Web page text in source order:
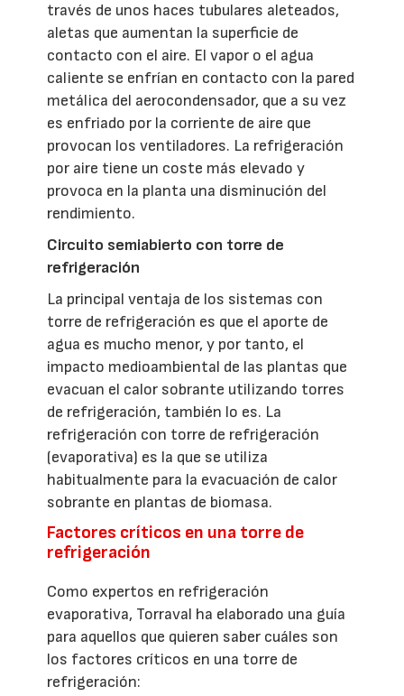
través de unos haces tubulares aleteados,
aletas que aumentan la superficie de
contacto con el aire. El vapor o el agua
caliente se enfrían en contacto con la pared
metálica del aerocondensador, que a su vez
es enfriado por la corriente de aire que
provocan los ventiladores. La refrigeración
por aire tiene un coste más elevado y
provoca en la planta una disminución del
rendimiento.
Circuito semiabierto con torre de
refrigeración
La principal ventaja de los sistemas con
torre de refrigeración es que el aporte de
agua es mucho menor, y por tanto, el
impacto medioambiental de las plantas que
evacuan el calor sobrante utilizando torres
de refrigeración, también lo es. La
refrigeración con torre de refrigeración
(evaporativa) es la que se utiliza
habitualmente para la evacuación de calor
sobrante en plantas de biomasa.
Factores críticos en una torre de
refrigeración
Como expertos en refrigeración
evaporativa, Torraval ha elaborado una guía
para aquellos que quieren saber cuáles son
los factores críticos en una torre de
refrigeración: